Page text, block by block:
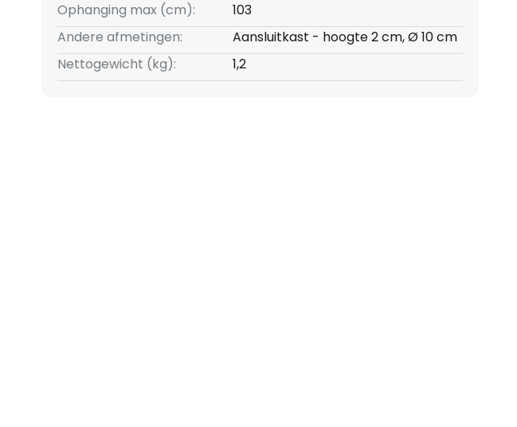
Ophanging max (cm):
103
Andere afmetingen:
Aansluitkast - hoogte 2 cm, Ø 10 cm
Nettogewicht (kg):
1,2